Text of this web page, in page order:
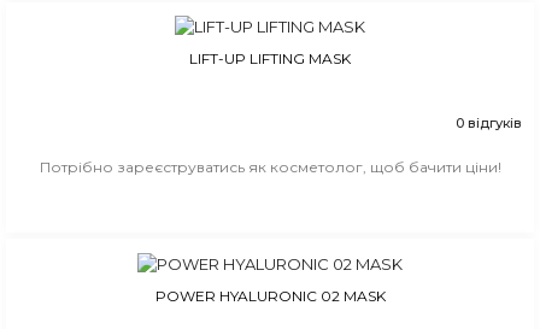
LIFT-UP LIFTING MASK
0 відгуків
Потрібно зареєструватись як косметолог, щоб бачити ціни!
POWER HYALURONIC 02 MASK